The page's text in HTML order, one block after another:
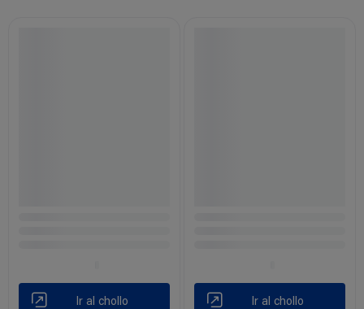
Ir al chollo Ir al chollo